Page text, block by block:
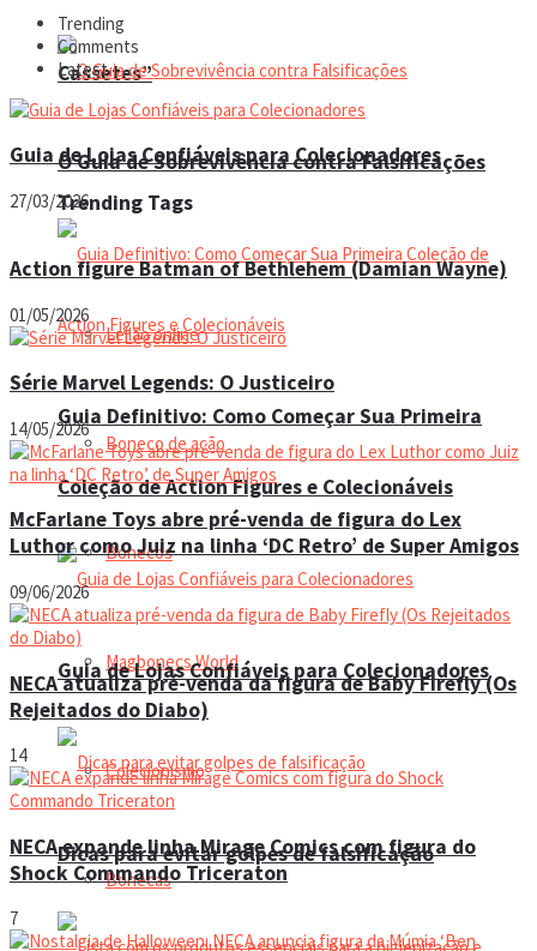
Cassetes”
Trending Tags
Leilão online
Boneco de ação
Bonecos
Magbonecs World
Colecionismo
Bonecas
O Guia de Sobrevivência contra Falsificações
Guia Definitivo: Como Começar Sua Primeira
Coleção de Action Figures e Colecionáveis
Guia de Lojas Confiáveis para Colecionadores
Dicas para evitar golpes de falsificação
Trending
Comments
Latest
Guia de Lojas Confiáveis para Colecionadores
27/03/2026
Action figure Batman of Bethlehem (Damian Wayne)
01/05/2026
Série Marvel Legends: O Justiceiro
14/05/2026
McFarlane Toys abre pré-venda de figura do Lex
Luthor como Juiz na linha ‘DC Retro’ de Super Amigos
09/06/2026
NECA atualiza pré-venda da figura de Baby Firefly (Os
Rejeitados do Diabo)
14
NECA expande linha Mirage Comics com figura do
Shock Commando Triceraton
7